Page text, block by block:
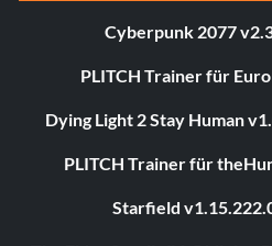
Cyberpunk 2077
PLITCH Trainer für
Dying Light 2 Stay Human
PLITCH Trainer für
Starfield